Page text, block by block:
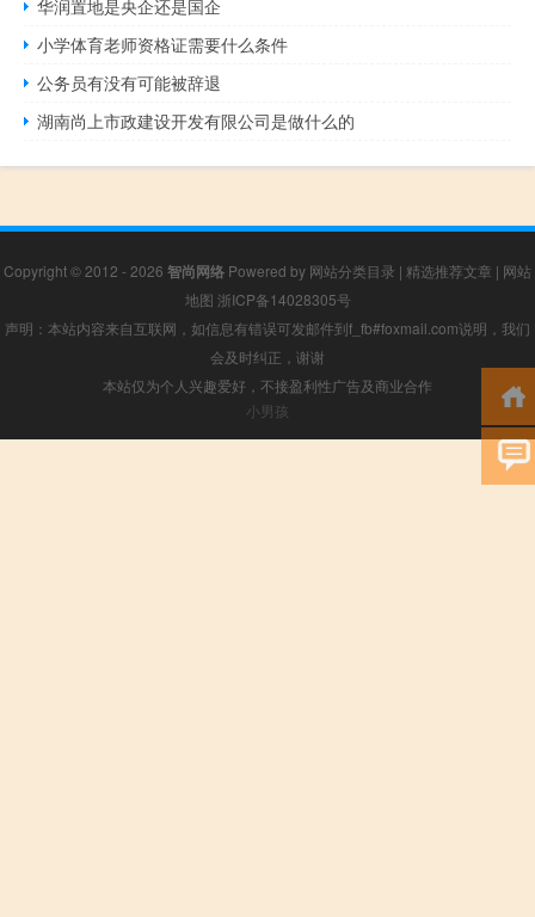
华润置地是央企还是国企
小学体育老师资格证需要什么条件
公务员有没有可能被辞退
湖南尚上市政建设开发有限公司是做什么的
Copyright © 2012 - 2026 智尚网络 Powered by 网站分类目录 | 精选推荐文章 | 网站
地图 浙ICP备14028305号
声明：本站内容来自互联网，如信息有错误可发邮件到f_fb#foxmail.com说明，我们
会及时纠正，谢谢
本站仅为个人兴趣爱好，不接盈利性广告及商业合作
小男孩